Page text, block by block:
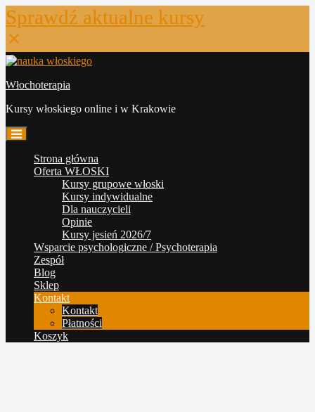
Sprawdź aktualne kursy
Skip
content
Włochoterapia
Kursy włoskiego online i w Krakowie
Strona główna
Oferta WŁOSKI
Kursy grupowe włoski
Kursy indywidualne
Dla nauczycieli
Opinie
Kursy jesień 2026/7
Wsparcie psychologiczne / Psychoterapia
Zespół
Blog
Sklep
Kontakt
Kontakt
Płatności
Koszyk